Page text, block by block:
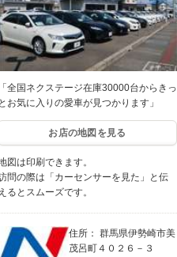
「全国ネクステージ在庫30000台からきっ
とお気に入りの愛車が見つかります」
お店の地図を見る
図は印刷できます。
問の際は「カーセンサーを見た」と伝
えるとスムーズです。
住所： 群馬県伊勢崎市美
茂呂町４０２６－３